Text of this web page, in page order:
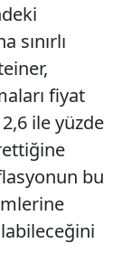
sınırlı
fiyat
ile yüzde
bu